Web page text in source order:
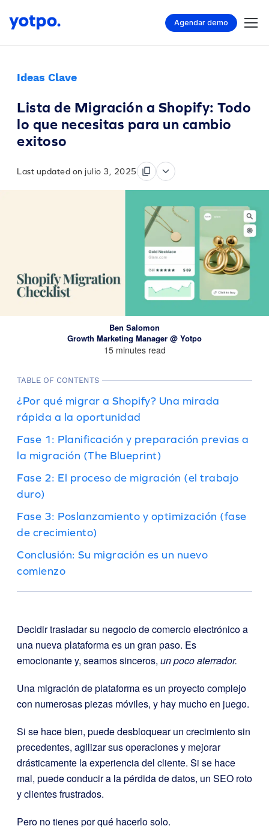
Agendar demo
Ideas Clave
Lista de Migración a Shopify: Todo
lo que necesitas para un cambio
exitoso
Last updated on julio 3, 2025
Ben Salomon
Growth Marketing Manager @ Yotpo
15 minutes read
TABLE OF CONTENTS
¿Por qué migrar a Shopify? Una mirada
rápida a la oportunidad
Fase 1: Planificación y preparación previas a
la migración (The Blueprint)
Fase 2: El proceso de migración (el trabajo
duro)
Fase 3: Poslanzamiento y optimización (fase
de crecimiento)
Conclusión: Su migración es un nuevo
comienzo
Decidir trasladar su negocio de comercio electrónico a
una nueva plataforma es un gran paso. Es
emocionante y, seamos sinceros, un poco aterrador.
Una migración de plataforma es un proyecto complejo
con numerosas piezas móviles, y hay mucho en juego.
Si se hace bien, puede desbloquear un crecimiento sin
precedentes, agilizar sus operaciones y mejorar
drásticamente la experiencia del cliente. Si se hace
mal, puede conducir a la pérdida de datos, un SEO roto
y clientes frustrados.
Pero no tienes por qué hacerlo solo.